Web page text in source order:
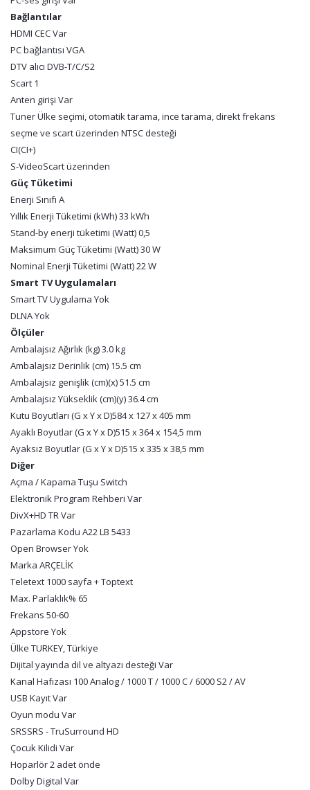
Bağlantılar
HDMI CECVar
PC bağlantısı VGA
DTV alıcı DVB-T/C/S2
Scart 1
Anten girişi Var
TunerÜlke seçimi, otomatik tarama, ince tarama, direkt frekans
seçme ve scart üzerinden NTSC desteği
CI(CI+)
S-VideoScart üzerinden
Güç Tüketimi
Enerji Sınıfı A
Yıllık Enerji Tüketimi (kWh)33 kWh
Stand-by enerji tüketimi (Watt)0,5
Maksimum Güç Tüketimi (Watt)30 W
Nominal Enerji Tüketimi (Watt)22 W
Smart TV Uygulamaları
Smart TV Uygulama Yok
DLNAYok
Ölçüler
Ambalajsız Ağırlık (kg)3.0 kg
Ambalajsız Derinlik (cm) 15.5 cm
Ambalajsız genişlik (cm)(x)51.5 cm
Ambalajsız Yükseklik (cm)(y)36.4 cm
Kutu Boyutları (G x Y x D)584 x 127 x 405 mm
Ayaklı Boyutlar (G x Y x D)515 x 364 x 154,5 mm
Ayaksız Boyutlar (G x Y x D)515 x 335 x 38,5 mm
Diğer
Açma / Kapama Tuşu Switch
Elektronik Program Rehberi Var
DivX+HD TRVar
Pazarlama Kodu A22 LB 5433
Open BrowserYok
Marka ARÇELİK
Teletext 1000 sayfa + Toptext
Max. Parlaklık% 65
Frekans 50-60
Appstore Yok
Ülke TURKEY, Türkiye
Dijital yayında dil ve altyazı desteği Var
Kanal Hafızası 100 Analog / 1000 T / 1000 C / 6000 S2 / AV
USB KayıtVar
Oyun modu Var
SRSSRS - TruSurround HD
Çocuk Kilidi Var
Hoparlör2 adet önde
Dolby Digital Var